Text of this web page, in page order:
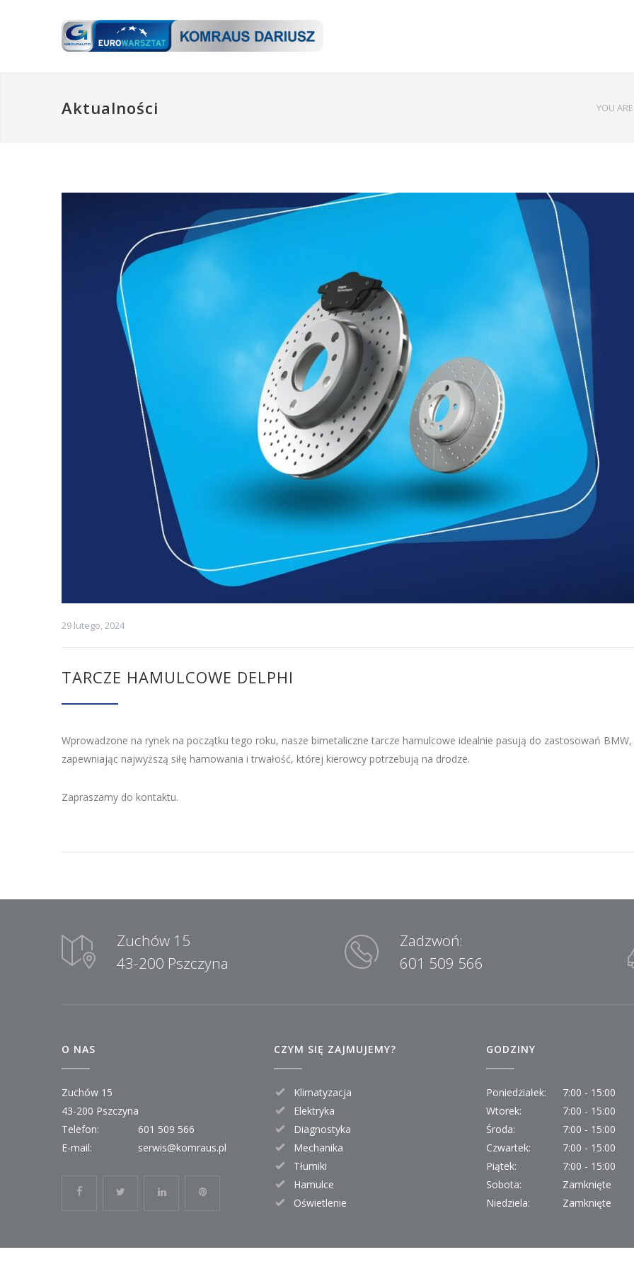
Aktualności YOU
29 lutego, 2024
TARCZE HAMULCOWE DELPHI
Wprowadzone na rynek na początku tego roku, nasze bimetaliczne tarcze hamulcowe idealnie pasują do zastosowań BMW,
zapewniając najwyższą siłę hamowania i trwałość, której kierowcy potrzebują na drodze.
Zapraszamy do kontaktu.
Zuchów 15
43-200 Pszczyna
Zadzwoń:
601 509 566
O NAS
Zuchów 15
43-200 Pszczyna
Telefon:
601 509 566
E-mail:
serwis@komraus.pl
CZYM SIĘ ZAJMUJEMY?
Klimatyzacja
Elektryka
Diagnostyka
Mechanika
Tłumiki
Hamulce
Oświetlenie
GODZINY
Poniedziałek:
7:00 - 15:00
Wtorek:
7:00 - 15:00
Środa:
7:00 - 15:00
Czwartek:
7:00 - 15:00
Piątek:
7:00 - 15:00
Sobota:
Zamknięte
Niedziela:
Zamknięte